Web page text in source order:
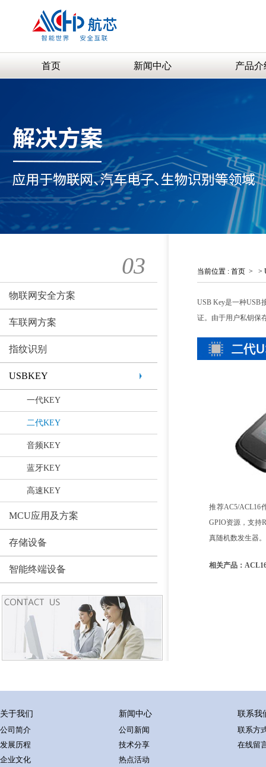
首页 新闻中心 产品介
03
物联网安全方案
车联网方案
指纹识别
USBKEY
一代KEY
二代KEY
音频KEY
蓝牙KEY
高速KEY
MCU应用及方案
存储设备
智能终端设备
当前位置 : 首页 > >
USB Key是一种USB
证。由于用户私钥保
推荐AC5/ACL16
GPIO资源，支持
真随机数发生器。
相关产品：
关于我们
公司简介
发展历程
企业文化
新闻中心
公司新闻
技术分享
热点活动
联系我
联系方
在线留